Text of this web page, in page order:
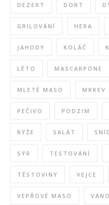
DEZERT DORT
GRILOVÁNÍ HERA
JAHODY KOLÁČ
LÉTO MASCARPONE
MLETÉ MASO MRKEV
PEČIVO PODZIM
RÝŽE SALÁT
SÝR TESTOVÁNÍ
TĚSTOVINY VEJCE
VEPŘOVÉ MASO